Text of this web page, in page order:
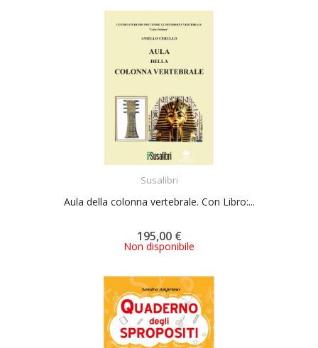
Susalibri
Aula della colonna vertebrale. Con Libro:...
195,00 €
Non disponibile